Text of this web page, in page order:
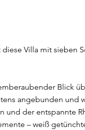
Villa mit sieben
Blick
angebunden und
und der entspannte
– weiß